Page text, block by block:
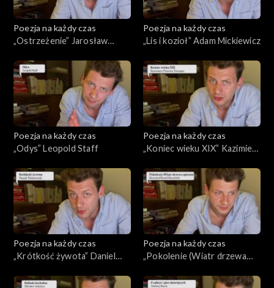
Poezja na każdy czas
„Ostrzeżenie” Jarosław
Poezja na każdy czas
„Lis i kozioł” Adam Mickiewicz
Poezja na każdy czas
„Odys” Leopold Staff
Poezja na każdy czas
„Koniec wieku XIX” Kazimierz
Poezja na każdy czas
„Krótkość żywota” Daniel
Poezja na każdy czas
„Pokolenie (Wiatr drzewa
Baczyński